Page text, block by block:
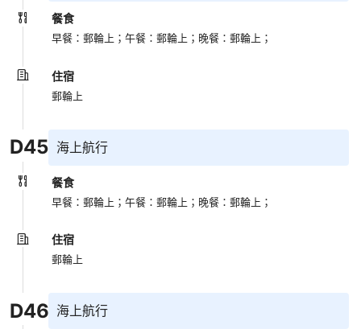
餐食
早餐：郵輪上；午餐：郵輪上； 晚餐：郵輪上；
住宿
郵輪上
D45 海上航行
餐食
早餐：郵輪上；午餐：郵輪上； 晚餐：郵輪上；
住宿
郵輪上
D46 海上航行